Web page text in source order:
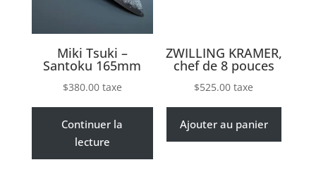
Miki Tsuki –
Santoku 165mm
$380.00 taxe
Continuer la
lecture
ZWILLING KRAMER,
chef de 8 pouces
$525.00 taxe
Ajouter au panier